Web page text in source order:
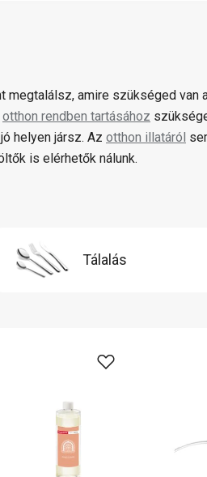
megtalálsz, amire szükséged van
otthon rendben tartásához
helyen jársz. Az otthon illatáról
is elérhetők nálunk.
Tálalás